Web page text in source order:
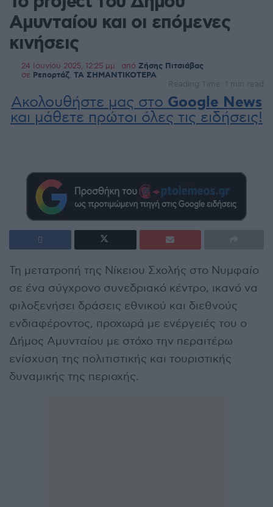
Αμυνταίου και οι επόμενες
κινήσεις
24 Ιουνίου 2025, 12:25 μμ από Ζήσης Πιτσιάβας
σε Ρεπορτάζ ΤΑ ΣΗΜΑΝΤΙΚΟΤΕΡΑ
Reading Time: 1 min read
Ακολουθήστε μας στο Google News
και μάθετε πρώτοι όλες τις ειδήσεις!
Τη μετατροπή της Νίκειου Σχολής στο Νυμφαίο
σε ένα σύγχρονο συνεδριακό κέντρο, ικανό να
φιλοξενήσει δράσεις εθνικού και διεθνούς
ενδιαφέροντος, προχωρά με ενέργειές του ο
Δήμος Αμυνταίου με στόχο την περαιτέρω
ενίσχυση της πολιτιστικής και τουριστικής
δυναμικής της περιοχής.